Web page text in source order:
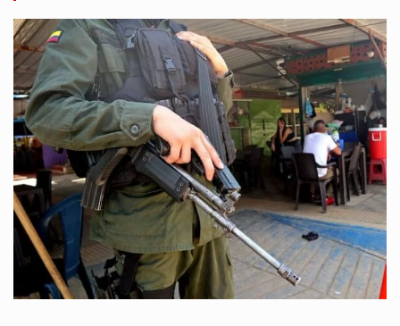
BAJO
FUEGO
ATAQUES
CON
DRONES
DEL
ELN
Y
ENFRENTAMIENTOS
ARMADOS
DEJAN
UN
MILITAR
MUERTO